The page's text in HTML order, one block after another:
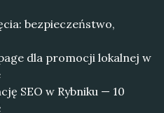
bezpieczeństwo,
dla promocji lokalnej w
SEO w Rybniku — 10